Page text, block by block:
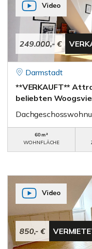
249.000,- €
Video
Darmstadt
**VERKAUFT**
beliebten
60 m²
WOHNFLÄCHE
850,- €
Video